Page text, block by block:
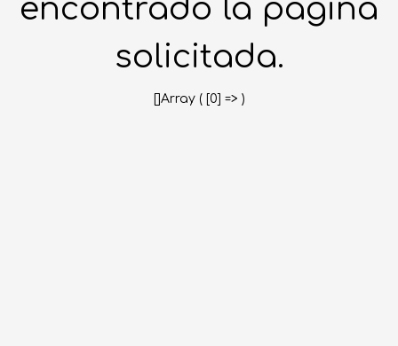
encontrado la página
solicitada.
[]Array ( [0] => )